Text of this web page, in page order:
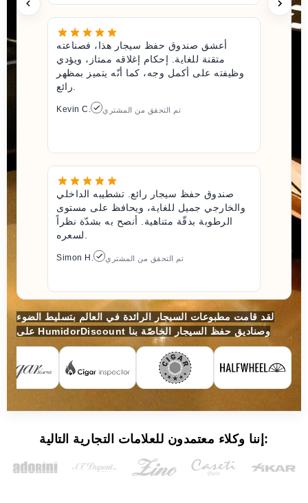
أعشق صندوق حفظ سيجار هذا، فصناعته
متقنة للغاية. إحكام إغلاقه ممتاز، ويؤدي
وظيفته على أكمل وجه، كما أنّه يتميز بمظهر
Kevin C. تم التحقق من المشتري
صندوق حفظ سيجار رائع. تشطيبه الداخلي
والخارجي جميل للغاية، ويحافظ على مستوى
الرطوبة بدقّة متناهية. أنصح به بشدّة نظراً
Simon H. تم التحقق من المشتري
لقد قامت مطبوعات السيجار الرائدة في العالم بتسليط الضوء
على HumidorDiscount وصناديق حفظ السيجار الخاصّة بنا
إننا وكلاء معتمدون للعلامات التجارية التالية: